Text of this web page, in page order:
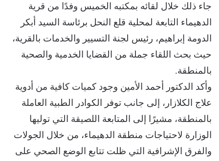
جاء ذلك خلال لقائه بمكتبه الخميس وفدًا من قرية
الدهيماء التابعة لمحلية قلع النحل برئاسة السيد أبكر
الدومة إبراهيم، رئيس لجنة التسيير والخدمات بالقرية،
حيث بحث اللقاء جملة من القضايا الخدمية والصحية
بالمنطقة.
وأكد الدكتور أحمد الأمين وجود كميات كافية من أدوية
علاج الكلازار، إلى جانب توفر الكوادر الطبية العاملة
بالمنطقة، مشيرًا إلى المتابعة اللصيقة التي توليها
الوزارة لاحتياجات منطقة الدهيماء، من خلال الجولات
والفرق الإشرافية التي ظلت تتابع الوضع الصحي على